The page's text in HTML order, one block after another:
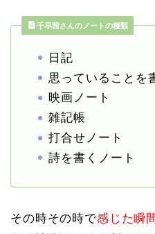
千早茜さんのノートの種類
日記
思っていることを
映画ノート
雑記帳
打合せノート
詩を書くノート
その時その時で感じた瞬